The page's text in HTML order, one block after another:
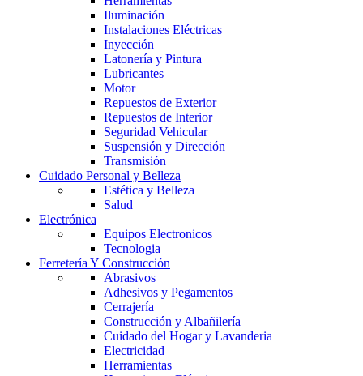
Iluminación
Instalaciones Eléctricas
Inyección
Latonería y Pintura
Lubricantes
Motor
Repuestos de Exterior
Repuestos de Interior
Seguridad Vehicular
Suspensión y Dirección
Transmisión
Cuidado Personal y Belleza
Estética y Belleza
Salud
Electrónica
Equipos Electronicos
Tecnologia
Ferretería Y Construcción
Abrasivos
Adhesivos y Pegamentos
Cerrajería
Construcción y Albañilería
Cuidado del Hogar y Lavanderia
Electricidad
Herramientas